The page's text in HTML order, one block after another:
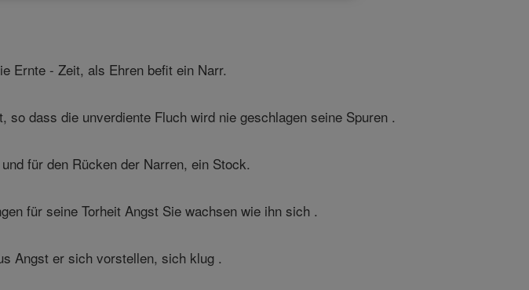
Ernte - Zeit, als Ehren befit ein Narr.
so dass die unverdiente Fluch wird nie geschlagen seine Spuren .
für den Rücken der Narren, ein Stock.
für seine Torheit Angst Sie wachsen wie ihn sich .
Angst er sich vorstellen, sich klug .